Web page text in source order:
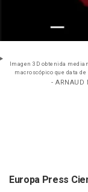
Imagen 3D obtenida
macroscópico que data
- ARNAUD
Europa Press